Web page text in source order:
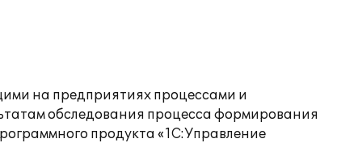
на предприятиях процессами и
обследования процесса формирования
продукта «1С:Управление